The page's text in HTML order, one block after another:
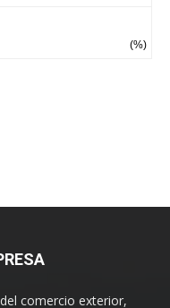
comercio exterior,